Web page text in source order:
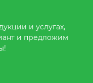
и услугах,
и предложим